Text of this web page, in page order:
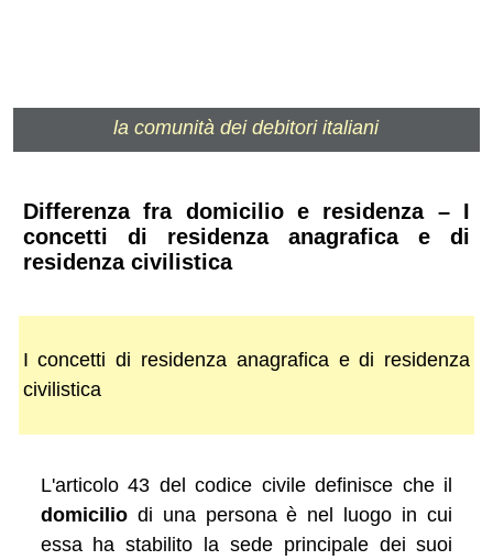
la comunità dei debitori italiani
Differenza fra domicilio e residenza – I
concetti di residenza anagrafica e di
residenza civilistica
I concetti di residenza anagrafica e di residenza
civilistica
L'articolo 43 del codice civile definisce che il
domiciliodi una persona è nel luogo in cui
essa ha stabilito la sede principale dei suoi